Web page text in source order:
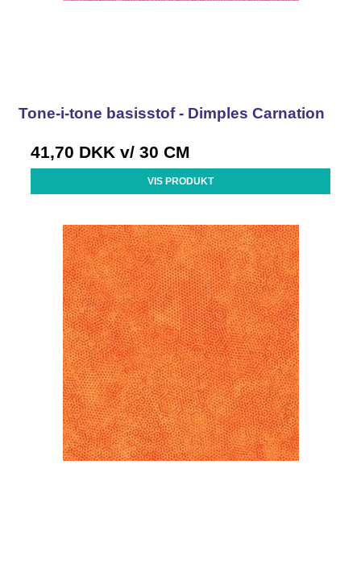
Tone-i-tone basisstof - Dimples Carnation
41,70 DKK v/ 30 CM
VIS PRODUKT